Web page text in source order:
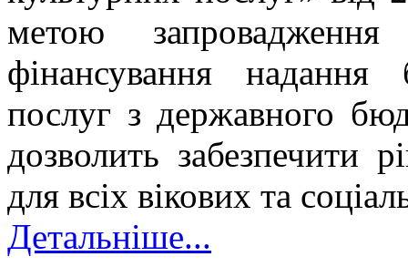
метою
фінансування надання
послуг з державного
дозволить забезпечити
для всіх вікових та
Детальніше...